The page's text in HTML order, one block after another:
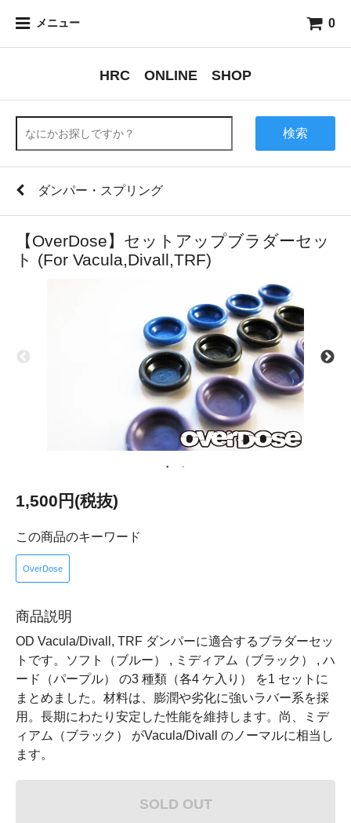
メニュー 0
HRC ONLINE SHOP
検索
ダンパー・スプリング
【OverDose】セットアップブラダーセッ
ト (For Vacula,Divall,TRF)
1,500円(税抜)
この商品のキーワード
OverDose
商品説明
OD Vacula/Divall, TRF ダンパーに適合するブラダーセッ
トです。ソフト（ブルー） , ミディアム（ブラック） , ハ
ード（パープル） の3 種類（各4 ケ入り） を1 セットに
まとめました。材料は、膨潤や劣化に強いラバー系を採
用。長期にわたり安定した性能を維持します。尚、ミデ
ィアム（ブラック） がVacula/Divall のノーマルに相当し
ます。
SOLD OUT